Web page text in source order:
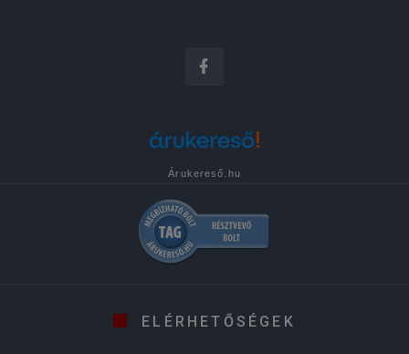
Árukereső.hu
ELÉRHETŐSÉGEK